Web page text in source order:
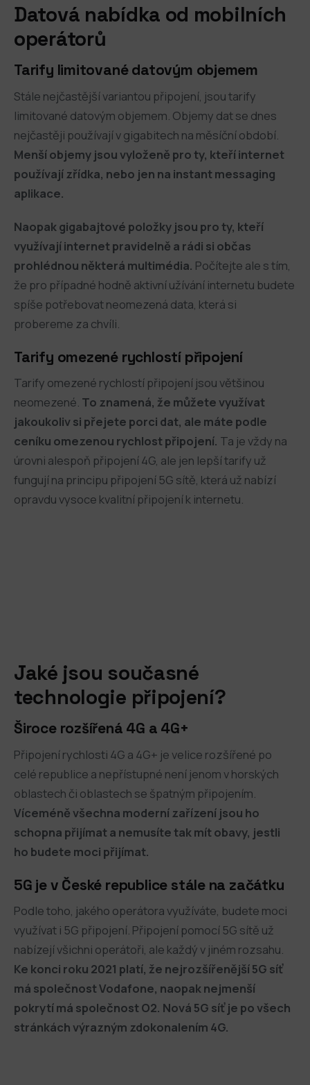
Datová nabídka od mobilních
operátorů
Tarify limitované datovým objemem
Stále nejčastější variantou připojení, jsou tarify
limitované datovým objemem. Objemy dat se dnes
nejčastěji používají v gigabitech na měsíční období.
Menší objemy jsou vyloženě pro ty, kteří internet
používají zřídka, nebo jen na instant messaging
aplikace.
Naopak gigabajtové položky jsou pro ty, kteří
využívají internet pravidelně a rádi si občas
prohlédnou některá multimédia. Počítejte ale s tím,
že pro případné hodně aktivní užívání internetu budete
spíše potřebovat neomezená data, která si
probereme za chvíli.
Tarify omezené rychlostí připojení
Tarify omezené rychlostí připojení jsou většinou
neomezené. To znamená, že můžete využívat
jakoukoliv si přejete porci dat, ale máte podle
ceníku omezenou rychlost připojení. Ta je vždy na
úrovni alespoň připojení 4G, ale jen lepší tarify už
fungují na principu připojení 5G sítě, která už nabízí
opravdu vysoce kvalitní připojení k internetu.
Jaké jsou současné
technologie připojení?
Široce rozšířená 4G a 4G+
Připojení rychlosti 4G a 4G+ je velice rozšířené po
celé republice a nepřístupné není jenom v horských
oblastech či oblastech se špatným připojením.
Víceméně všechna moderní zařízení jsou ho
schopna přijímat a nemusíte tak mít obavy, jestli
ho budete moci přijímat.
5G je v České republice stále na začátku
Podle toho, jakého operátora využíváte, budete moci
využívat i 5G připojení. Připojení pomocí 5G sítě už
nabízejí všichni operátoři, ale každý v jiném rozsahu.
Ke konci roku 2021 platí, že nejrozšířenější 5G síť
má společnost Vodafone, naopak nejmenší
pokrytí má společnost O2. Nová 5G síť je po všech
stránkách výrazným zdokonalením 4G.